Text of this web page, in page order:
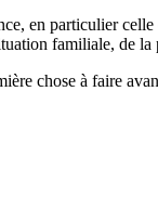
en particulier
familiale, de
chose à faire